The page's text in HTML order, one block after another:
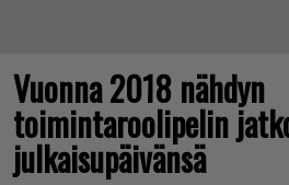
Vuonna 2018 nähdyn
toimintaroolipelin
julkaisupäivänsä